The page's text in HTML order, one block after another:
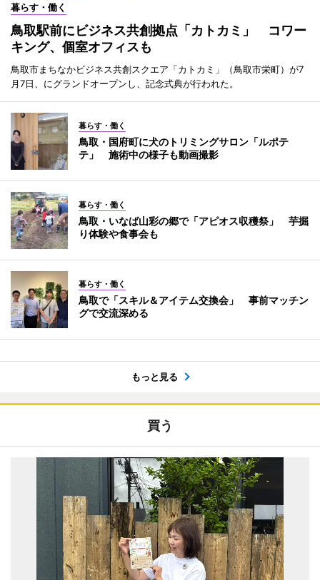
暮らす・働く
鳥取駅前にビジネス共創拠点「カトカミ」 コワー
キング、個室オフィスも
鳥取市まちなかビジネス共創スクエア「カトカミ」（鳥取市栄町）が7
月7日、にグランドオープンし、記念式典が行われた。
暮らす・働く
鳥取・国府町に犬のトリミングサロン「ルポテ
テ」 施術中の様子も動画撮影
暮らす・働く
鳥取・いなば山彩の郷で「アピオス収穫祭」 芋掘
り体験や食事会も
暮らす・働く
鳥取で「スキル＆アイテム交換会」 事前マッチン
グで交流深める
もっと見る
買う